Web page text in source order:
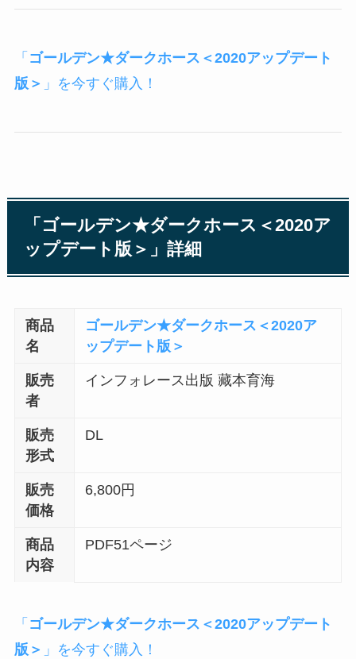
「 ゴールデン★ダークホース＜2020アップデート
版＞ 」を今すぐ購入！
「 ゴールデン★ダークホース＜2020ア
ップデート版＞ 」詳細
商品
名
ゴールデン★ダークホース＜2020ア
ップデート版＞
販売
者
インフォレース出版 藏本育海
販売
形式
DL
販売
価格
6,800円
商品
内容
PDF51ページ
「 ゴールデン★ダークホース＜2020アップデート
版＞ 」を今すぐ購入！